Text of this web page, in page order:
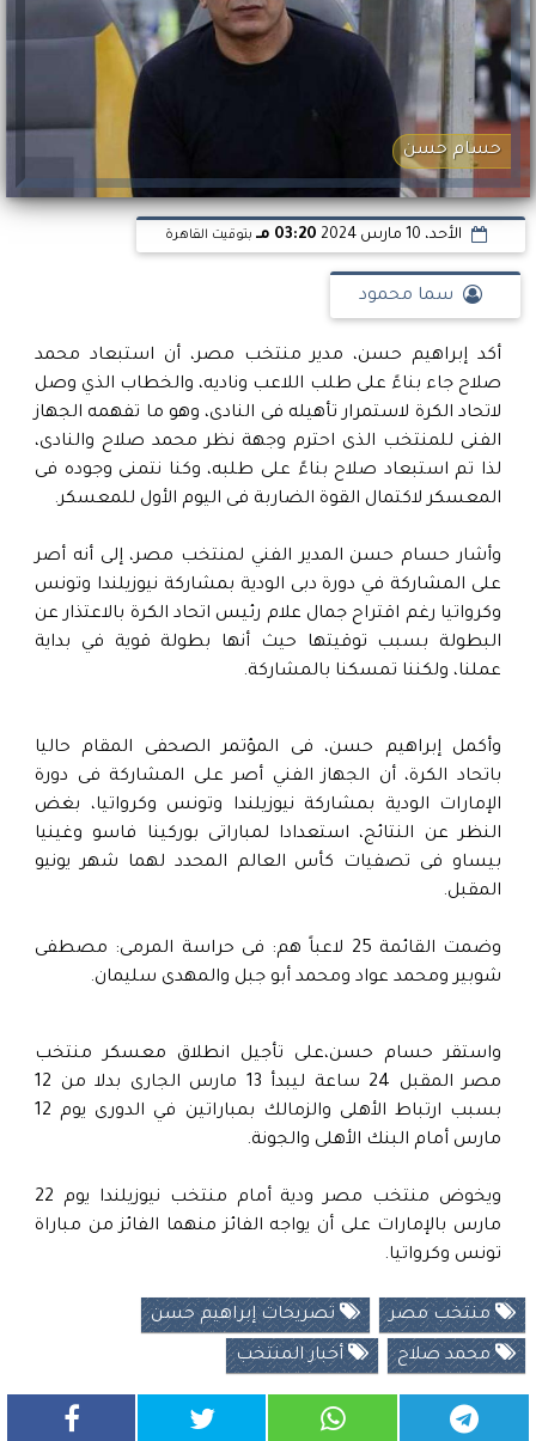
حسام حسن
الأحد، 10 مارس 2024 03:20 مـ بتوقيت القاهرة
سما محمود
أكد إبراهيم حسن، مدير منتخب مصر، أن استبعاد محمد
صلاح جاء بناءً على طلب اللاعب وناديه، والخطاب الذي وصل
لاتحاد الكرة لاستمرار تأهيله فى النادى، وهو ما تفهمه الجهاز
الفنى للمنتخب الذى احترم وجهة نظر محمد صلاح والنادى،
لذا تم استبعاد صلاح بناءً على طلبه، وكنا نتمنى وجوده فى
المعسكر لاكتمال القوة الضاربة فى اليوم الأول للمعسكر.
وأشار حسام حسن المدير الفني لمنتخب مصر، إلى أنه أصر
على المشاركة في دورة دبى الودية بمشاركة نيوزيلندا وتونس
وكرواتيا رغم اقتراح جمال علام رئيس اتحاد الكرة بالاعتذار عن
البطولة بسبب توقيتها حيث أنها بطولة قوية في بداية
عملنا، ولكننا تمسكنا بالمشاركة.
وأكمل إبراهيم حسن، فى المؤتمر الصحفى المقام حاليا
باتحاد الكرة، أن الجهاز الفني أصر على المشاركة فى دورة
الإمارات الودية بمشاركة نيوزيلندا وتونس وكرواتيا، بغض
النظر عن النتائج، استعدادا لمباراتى بوركينا فاسو وغينيا
بيساو فى تصفيات كأس العالم المحدد لهما شهر يونيو
المقبل.
وضمت القائمة 25 لاعباً هم: فى حراسة المرمى: مصطفى
شوبير ومحمد عواد ومحمد أبو جبل والمهدى سليمان.
واستقر حسام حسن،على تأجيل انطلاق معسكر منتخب
مصر المقبل 24 ساعة ليبدأ 13 مارس الجارى بدلا من 12
بسبب ارتباط الأهلى والزمالك بمباراتين في الدورى يوم 12
مارس أمام البنك الأهلى والجونة.
ويخوض منتخب مصر ودية أمام منتخب نيوزيلندا يوم 22
مارس بالإمارات على أن يواجه الفائز منهما الفائز من مباراة
تونس وكرواتيا.
منتخب مصر تصريحات إبراهيم حسن
محمد صلاح أخبار المنتخب